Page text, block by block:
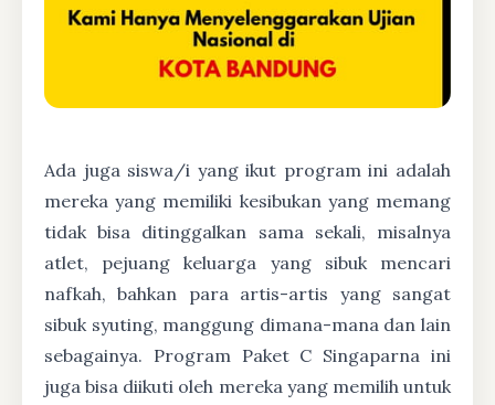
Ada juga siswa/i yang ikut program ini adalah
mereka yang memiliki kesibukan yang memang
tidak bisa ditinggalkan sama sekali, misalnya
atlet, pejuang keluarga yang sibuk mencari
nafkah, bahkan para artis-artis yang sangat
sibuk syuting, manggung dimana-mana dan lain
sebagainya. Program Paket C Singaparna ini
juga bisa diikuti oleh mereka yang memilih untuk